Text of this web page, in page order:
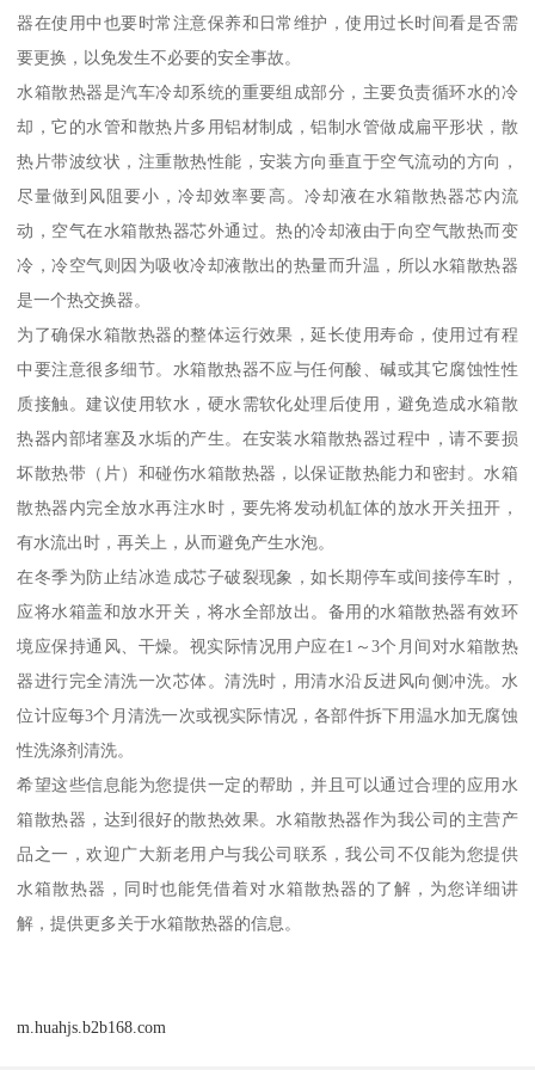
器在使用中也要时常注意保养和日常维护，使用过长时间看是否需
要更换，以免发生不必要的安全事故。
水箱散热器是汽车冷却系统的重要组成部分，主要负责循环水的冷
却，它的水管和散热片多用铝材制成，铝制水管做成扁平形状，散
热片带波纹状，注重散热性能，安装方向垂直于空气流动的方向，
尽量做到风阻要小，冷却效率要高。冷却液在水箱散热器芯内流
动，空气在水箱散热器芯外通过。热的冷却液由于向空气散热而变
冷，冷空气则因为吸收冷却液散出的热量而升温，所以水箱散热器
是一个热交换器。
为了确保水箱散热器的整体运行效果，延长使用寿命，使用过有程
中要注意很多细节。水箱散热器不应与任何酸、碱或其它腐蚀性性
质接触。建议使用软水，硬水需软化处理后使用，避免造成水箱散
热器内部堵塞及水垢的产生。在安装水箱散热器过程中，请不要损
坏散热带（片）和碰伤水箱散热器，以保证散热能力和密封。水箱
散热器内完全放水再注水时，要先将发动机缸体的放水开关扭开，
有水流出时，再关上，从而避免产生水泡。
在冬季为防止结冰造成芯子破裂现象，如长期停车或间接停车时，
应将水箱盖和放水开关，将水全部放出。备用的水箱散热器有效环
境应保持通风、干燥。视实际情况用户应在1～3个月间对水箱散热
器进行完全清洗一次芯体。清洗时，用清水沿反进风向侧冲洗。水
位计应每3个月清洗一次或视实际情况，各部件拆下用温水加无腐蚀
性洗涤剂清洗。
希望这些信息能为您提供一定的帮助，并且可以通过合理的应用水
箱散热器，达到很好的散热效果。水箱散热器作为我公司的主营产
品之一，欢迎广大新老用户与我公司联系，我公司不仅能为您提供
水箱散热器，同时也能凭借着对水箱散热器的了解，为您详细讲
解，提供更多关于水箱散热器的信息。
m.huahjs.b2b168.com